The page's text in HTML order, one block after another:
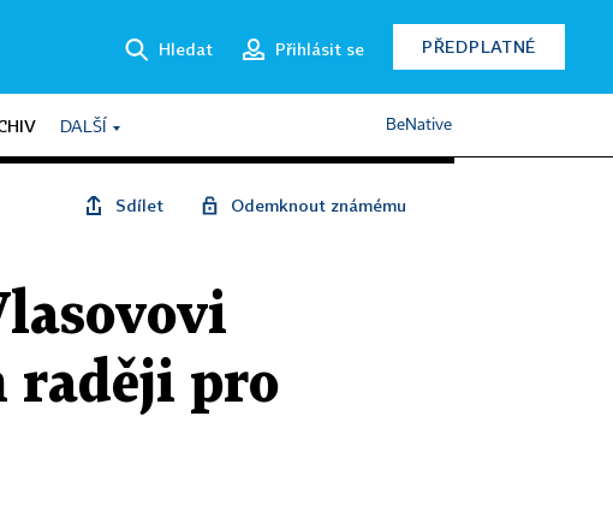
Hledat Přihlásit se PŘEDPLATNÉ
DALŠÍ BeNative
Sdílet Odemknout známému
raději pro